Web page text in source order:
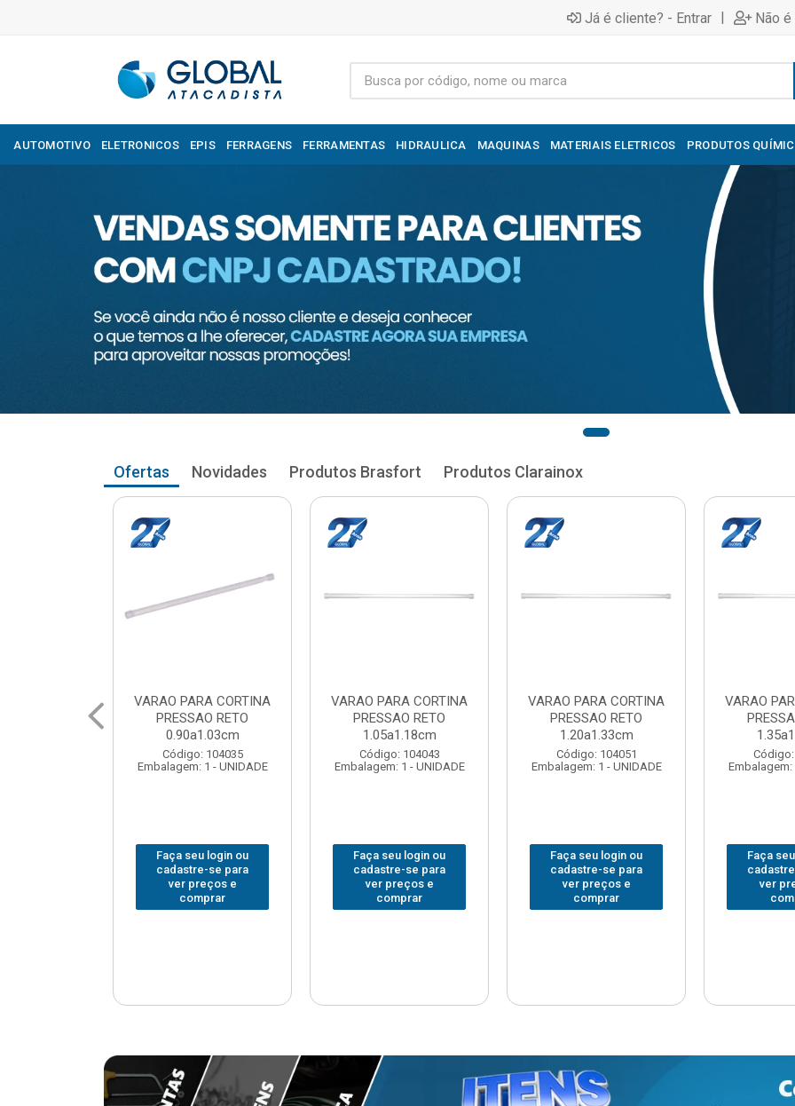
Já é cliente? - Entrar | Não
AUTOMOTIVO ELETRONICOS EPIS FERRAGENS FERRAMENTAS HIDRAULICA MAQUINAS MATERIAIS ELETRICOS PRODUTOS
Ofertas Novidades Produtos Brasfort Produtos Clarainox
VARAO PARA CORTINA
PRESSAO RETO
1.05a1.18cm
Código: 104043
Embalagem: 1 - UNIDADE
Faça seu login ou
cadastre-se para
ver preços e
comprar
VARAO PARA CORTINA
PRESSAO RETO
1.20a1.33cm
Código: 104051
Embalagem: 1 - UNIDADE
Faça seu login ou
cadastre-se para
ver preços e
comprar
VARAO PARA CORTINA
PRESSAO RETO
1.35a1.48cm
Código: 104060
Embalagem: 1 - UNIDADE
Faça seu login ou
cadastre-se para
ver preços e
comprar
VARAO
Embalagem:
Faça
ver